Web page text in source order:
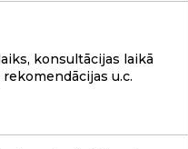
konsultācijas laikā
u.c.